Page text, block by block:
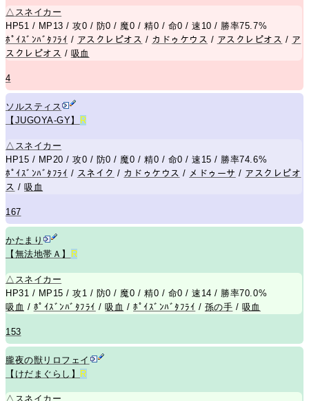
△ スネイカー
HP51 / MP13 / 攻0 / 防0 / 魔0 / 精0 / 命0 / 速10 / 勝率75.7%
ﾎﾟｲｽﾞﾝﾊﾞﾀﾌﾗｲ / アスクレピオス / カドゥケウス / アスクレピオス / ア
スクレピオス / 吸血
4
ソルスティス
【JUGOYA-GY】
R
△ スネイカー
HP15 / MP20 / 攻0 / 防0 / 魔0 / 精0 / 命0 / 速15 / 勝率74.6%
ﾎﾟｲｽﾞﾝﾊﾞﾀﾌﾗｲ / スネイク / カドゥケウス / メドゥーサ / アスクレピオ
ス /吸血
167
かたまり
【無法地帯Ａ】
R
△ スネイカー
HP31 / MP15 / 攻1 / 防0 / 魔0 / 精0 / 命0 / 速14 / 勝率70.0%
吸血 / ﾎﾟｲｽﾞﾝﾊﾞﾀﾌﾗｲ /吸血 /ﾎﾟｲｽﾞﾝﾊﾞﾀﾌﾗｲ / 孫の手 / 吸血
153
朧夜の獣リロフェイ
【けだまぐらし】
R
△ スネイカー